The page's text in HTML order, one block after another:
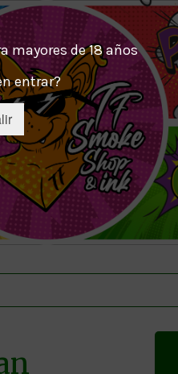
mayores de 18 años
entrar?